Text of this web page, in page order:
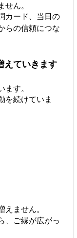
ん。
カード、当日の
らの信頼につな
えていきます
す。
を続けていま
ません。
、ご縁が広がっ